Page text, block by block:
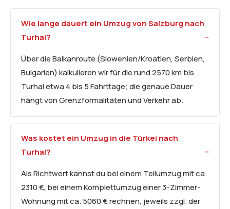
Wie lange dauert ein Umzug von Salzburg nach
Turhal?
Über die Balkanroute (Slowenien/Kroatien, Serbien,
Bulgarien) kalkulieren wir für die rund 2570 km bis
Turhal etwa 4 bis 5 Fahrttage; die genaue Dauer
hängt von Grenzformalitäten und Verkehr ab.
Was kostet ein Umzug in die Türkei nach
Turhal?
Als Richtwert kannst du bei einem Teilumzug mit ca.
2310 €, bei einem Komplettumzug einer 3-Zimmer-
Wohnung mit ca. 5060 € rechnen, jeweils zzgl. der